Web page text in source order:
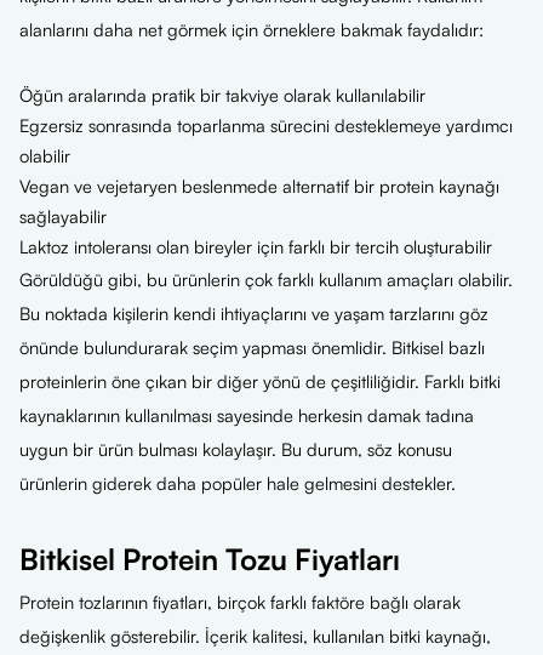
alanlarını daha net görmek için örneklere bakmak faydalıdır:
Öğün aralarında pratik bir takviye olarak kullanılabilir
Egzersiz sonrasında toparlanma sürecini desteklemeye yardımcı
olabilir
Vegan ve vejetaryen beslenmede alternatif bir protein kaynağı
sağlayabilir
Laktoz intoleransı olan bireyler için farklı bir tercih oluşturabilir
Görüldüğü gibi, bu ürünlerin çok farklı kullanım amaçları olabilir.
Bu noktada kişilerin kendi ihtiyaçlarını ve yaşam tarzlarını göz
önünde bulundurarak seçim yapması önemlidir. Bitkisel bazlı
proteinlerin öne çıkan bir diğer yönü de çeşitliliğidir. Farklı bitki
kaynaklarının kullanılması sayesinde herkesin damak tadına
uygun bir ürün bulması kolaylaşır. Bu durum, söz konusu
ürünlerin giderek daha popüler hale gelmesini destekler.
Bitkisel Protein Tozu Fiyatları
Protein tozlarının fiyatları, birçok farklı faktöre bağlı olarak
değişkenlik gösterebilir. İçerik kalitesi, kullanılan bitki kaynağı,